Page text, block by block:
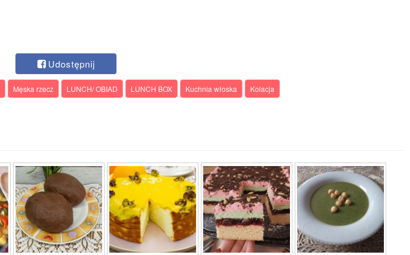
Udostępnij
Męska rzecz LUNCH/ OBIAD LUNCH BOX Kuchnia włoska Kolacja